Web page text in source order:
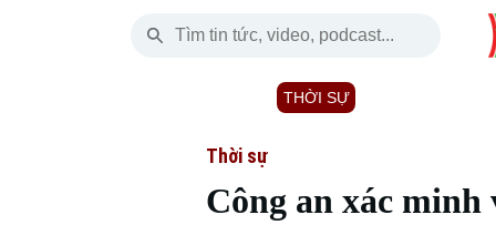
THỜI SỰ
Chính trị Người Hà NộiQuân sự
Thời sự
Công an xác minh